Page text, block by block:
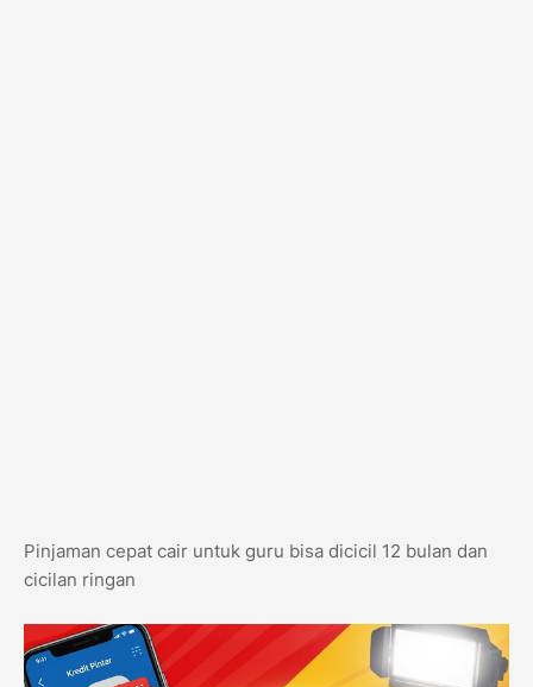
Pinjaman cepat cair untuk guru bisa dicicil 12 bulan dan
cicilan ringan